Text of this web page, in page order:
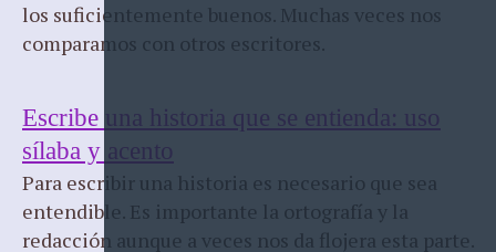
los suficientemente buenos. Muchas veces nos
comparamos con otros escritores.
Escribe una historia que se entienda: uso
sílaba y acento
Para escribir una historia es necesario que sea
entendible. Es importante la ortografía y la
redacción aunque a veces nos da flojera esta parte.